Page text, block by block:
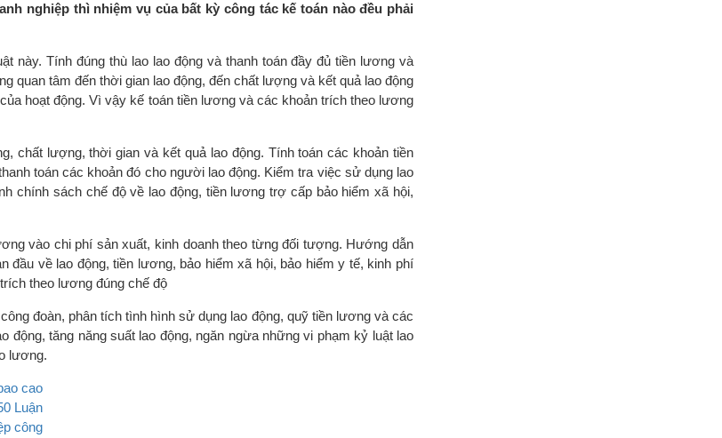
nghiệp thì nhiệm vụ của bất kỳ công tác kế toán nào đều phải
này. Tính đúng thù lao lao động và thanh toán đầy đủ tiền lương và
tâm đến thời gian lao động, đến chất lượng và kết quả lao động
hoạt động. Vì vậy kế toán tiền lương và các khoản trích theo lương
chất lượng, thời gian và kết quả lao động. Tính toán các khoản tiền
toán các khoản đó cho người lao động. Kiểm tra việc sử dụng lao
chính sách chế độ về lao động, tiền lương trợ cấp bảo hiểm xã hội,
vào chi phí sản xuất, kinh doanh theo từng đối tượng. Hướng dẫn
đầu về lao động, tiền lương, bảo hiểm xã hội, bảo hiểm y tế, kinh phí
theo lương đúng chế độ
đoàn, phân tích tình hình sử dụng lao động, quỹ tiền lương và các
động, tăng năng suất lao động, ngăn ngừa những vi phạm kỷ luật lao
lương.